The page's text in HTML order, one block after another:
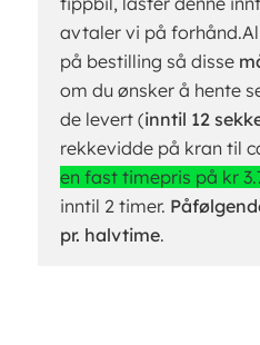
avtaler vi på
på bestilling så disse
om du ønsker å hente
de levert (inntil 12
rekkevidde på kran til
en fast timepris på kr
inntil 2 timer.
pr. halvtime.